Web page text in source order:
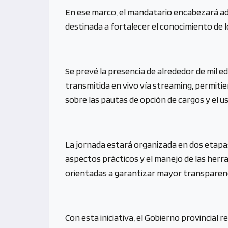
En ese marco, el mandatario encabezará
destinada a fortalecer el conocimiento de
Se prevé la presencia de alrededor de mil
transmitida en vivo vía streaming,
sobre las pautas de opción de cargos y el
La jornada estará organizada en dos
aspectos prácticos y el manejo de las
orientadas a garantizar mayor
Con esta iniciativa, el Gobierno provincial